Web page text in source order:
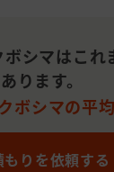
シマはこれ
ります。
シマの平
りを依頼する